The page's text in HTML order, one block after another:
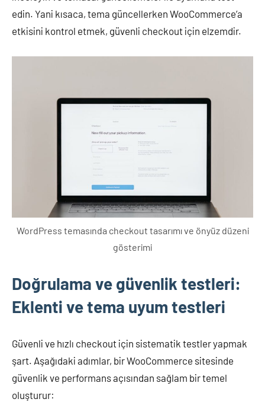
edin. Yani kısaca, tema güncellerken WooCommerce’a
etkisini kontrol etmek, güvenli checkout için elzemdir.
WordPress temasında checkout tasarımı ve önyüz düzeni
gösterimi
Doğrulama ve güvenlik testleri:
Eklenti ve tema uyum testleri
Güvenli ve hızlı checkout için sistematik testler yapmak
şart. Aşağıdaki adımlar, bir WooCommerce sitesinde
güvenlik ve performans açısından sağlam bir temel
oluşturur: